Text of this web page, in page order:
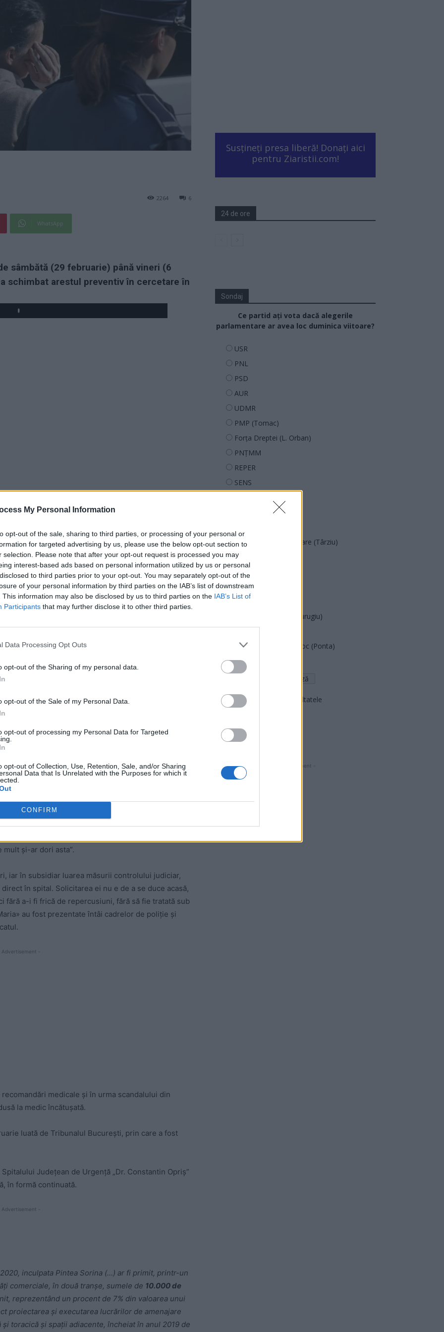
My Personal Information
opt-out of the sale, sharing to third parties, or processing of your personal or
for targeted advertising by us, please use the below opt-out section to
selection. Please note that after your opt-out request is processed you may
interest-based ads based on personal information utilized by us or personal
to third parties prior to your opt-out. You may separately opt-out of the
of your personal information by third parties on the IAB’s list of downstream
This information may also be disclosed by us to third parties on the IAB’s List of
Participants that may further disclose it to other third parties.
Data Processing Opt Outs
opt-out of the Sharing of my personal data.
opt-out of the Sale of my Personal Data.
opt-out of processing my Personal Data for Targeted
opt-out of Collection, Use, Retention, Sale, and/or Sharing
Data that Is Unrelated with the Purposes for which it
CONFIRM
6
2264
WhatsApp
sâmbătă (29 februarie) până vineri (6
schimbat arestul preventiv în cercetare în
Play
ad
de mită, la Spitalul Județean din Baia Mare.
pentru 30 de zile, de către Tribunalul
și plasată sub control judiciar pentru 60 de zile, de
depusă de fostul ministru al Sănătăţii din
de arestare preventivă. Instanţa a decis ca fostul
judiciar.
a cerut revocarea arestării pentru a se interna
mult şi-ar dori asta”.
iar în subsidiar luarea măsurii controlului judiciar,
în spital. Solicitarea ei nu e de a se duce acasă,
fără a-i fi frică de repercusiuni, fără să fie tratată sub
au fost prezentate întâi cadrelor de poliţie şi
Advertisement -
medicale şi în urma scandalului din
la medic încătuşată.
luată de Tribunalul Bucureşti, prin care a fost
Judeţean de Urgenţă „Dr. Constantin Opriş”
în formă continuată.
Advertisement -
inculpata Pintea Sorina (…) ar fi primit, printr-un
comerciale, în două tranşe, sumele de 10.000 de
reprezentând un procent de 7% din valoarea unui
proiectarea şi executarea lucrărilor de amenajare
toracică şi spaţii adiacente, încheiat în anul 2019 de
Susțineți presa liberă! Donați aici
pentru Ziaristii.com!
24 de ore
Sondaj
Ce partid ați vota dacă alegerile
parlamentare ar avea loc duminica viitoare?
USR
PNL
PSD
AUR
UDMR
PMP (Tomac)
Forța Dreptei (L. Orban)
PNȚMM
REPER
SENS
POT (Gavrilă)
Acțiunea Conservatoare (Târziu)
PDF (Lazarus)
PUSL (D. Voiculescu)
PNȚCD (Pavelescu)
PNCR (Terheș)
Partidul Patrioților (Surugiu)
România pe Primul Loc (Ponta)
Altul
Arată rezultatele
- Advertisment -